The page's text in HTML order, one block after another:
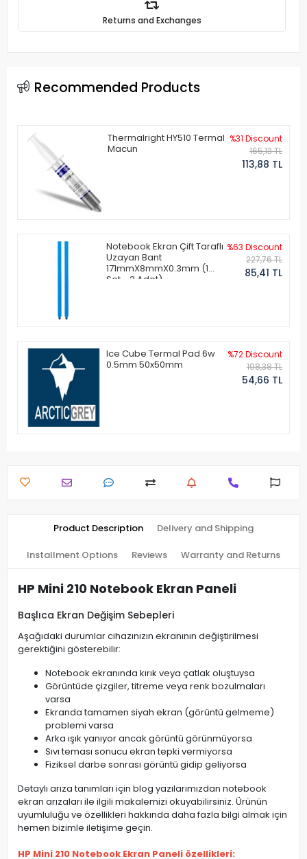
Returns and Exchanges
Recommended Products
Thermalright HY510 Termal
Macun
%31 Discount
165,13 TL
113,88 TL
Notebook Ekran Çift Taraflı
Uzayan Bant
171mmX8mmX0.3mm (1
Set - 2 Adet)
%63 Discount
227,76 TL
85,41 TL
Ice Cube Termal Pad 6w
0.5mm 50x50mm
%72 Discount
198,38 TL
54,66 TL
Product Description Delivery and Shipping
Installment Options Reviews Warranty and Returns
HP Mini 210 Notebook Ekran Paneli
Başlıca Ekran Değişim Sebepleri
Aşağıdaki durumlar cihazınızın ekranının değiştirilmesi
gerektiğini gösterebilir:
Notebook ekranında kırık veya çatlak oluştuysa
Görüntüde çizgiler, titreme veya renk bozulmaları
varsa
Ekranda tamamen siyah ekran (görüntü gelmeme)
problemi varsa
Arka ışık yanıyor ancak görüntü görünmüyorsa
Sıvı teması sonucu ekran tepki vermiyorsa
Fiziksel darbe sonrası görüntü gidip geliyorsa
Detaylı arıza tanımları için blog yazılarımızdan notebook
ekran arızaları ile ilgili makalemizi okuyabilirsiniz. Ürünün
uyumluluğu ve özellikleri hakkında daha fazla bilgi almak için
hemen bizimle iletişime geçin.
HP Mini 210 Notebook Ekran Paneli özellikleri: